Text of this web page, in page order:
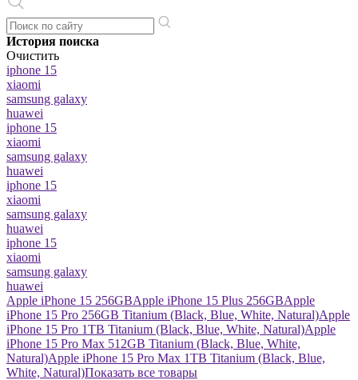
История поиска
Очистить
iphone 15
xiaomi
samsung galaxy
huawei
iphone 15
xiaomi
samsung galaxy
huawei
iphone 15
xiaomi
samsung galaxy
huawei
iphone 15
xiaomi
samsung galaxy
huawei
Apple iPhone 15 256GBApple iPhone 15 Plus 256GBApple
iPhone 15 Pro 256GB Titanium (Black, Blue, White, Natural)Apple
iPhone 15 Pro 1TB Titanium (Black, Blue, White, Natural)Apple
iPhone 15 Pro Max 512GB Titanium (Black, Blue, White,
Natural)Apple iPhone 15 Pro Max 1TB Titanium (Black, Blue,
White, Natural)Показать все товары